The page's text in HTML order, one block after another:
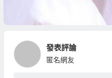
發表評論
匿名網友